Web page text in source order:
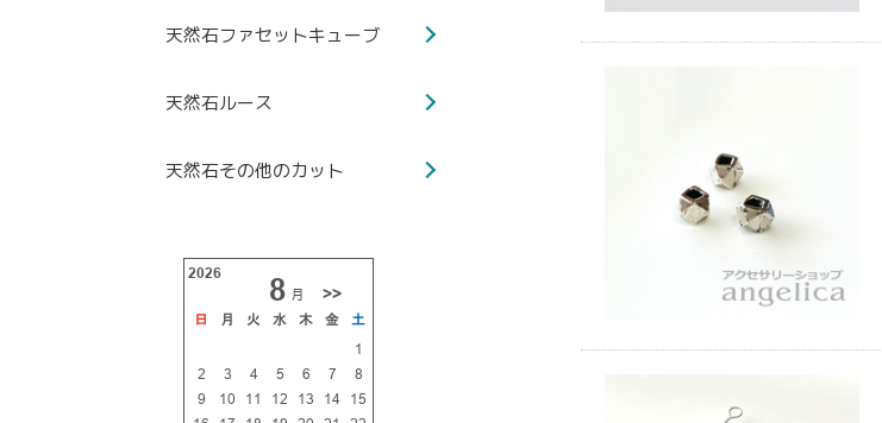
天然石ファセットキューブ
天然石ルース
天然石その他のカット